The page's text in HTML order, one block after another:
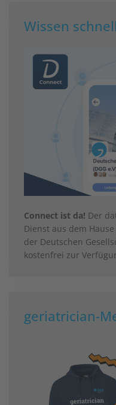
Wissen
Connect ist da! Der
Dienst aus dem
der Deutschen
kostenfrei zur
geriatrician-